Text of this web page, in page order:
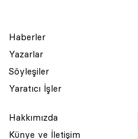
Haberler
Yazarlar
Söyleşiler
Yaratıcı İşler
Hakkımızda
Künye ve İletişim